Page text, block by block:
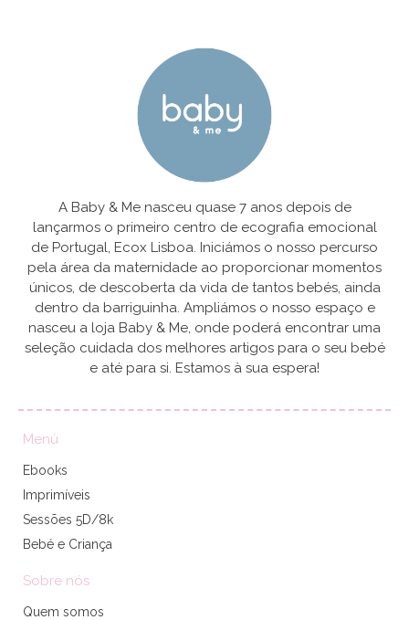
A Baby & Me nasceu quase 7 anos depois de
lançarmos o primeiro centro de ecografia emocional
de Portugal, Ecox Lisboa. Iniciámos o nosso percurso
pela área da maternidade ao proporcionar momentos
únicos, de descoberta da vida de tantos bebés, ainda
dentro da barriguinha. Ampliámos o nosso espaço e
nasceu a loja Baby & Me, onde poderá encontrar uma
seleção cuidada dos melhores artigos para o seu bebé
e até para si. Estamos à sua espera!
Menú
Ebooks
Imprimíveis
Sessões 5D/8k
Bebé e Criança
Sobre nós
Quem somos